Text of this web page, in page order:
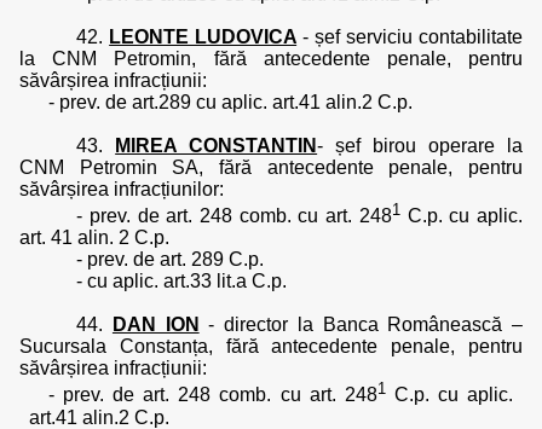
42. LEONTE LUDOVICA - șef serviciu contabilitate
la CNM Petromin, fără antecedente penale, pentru
săvârșirea infracțiunii:
- prev. de art.289 cu aplic. art.41 alin.2 C.p.
43. MIREA CONSTANTIN- șef birou operare la
CNM Petromin SA, fără antecedente penale, pentru
săvârșirea infracțiunilor:
- prev. de art. 248 comb. cu art. 2481C.p. cu aplic.
art. 41 alin. 2 C.p.
- prev. de art. 289 C.p.
- cu aplic. art.33 lit.a C.p.
44. DAN ION - director la Banca Românească –
Sucursala Constanța, fără antecedente penale, pentru
săvârșirea infracțiunii:
- prev. de art. 248 comb. cu art. 2481C.p. cu aplic.
art.41 alin.2 C.p.